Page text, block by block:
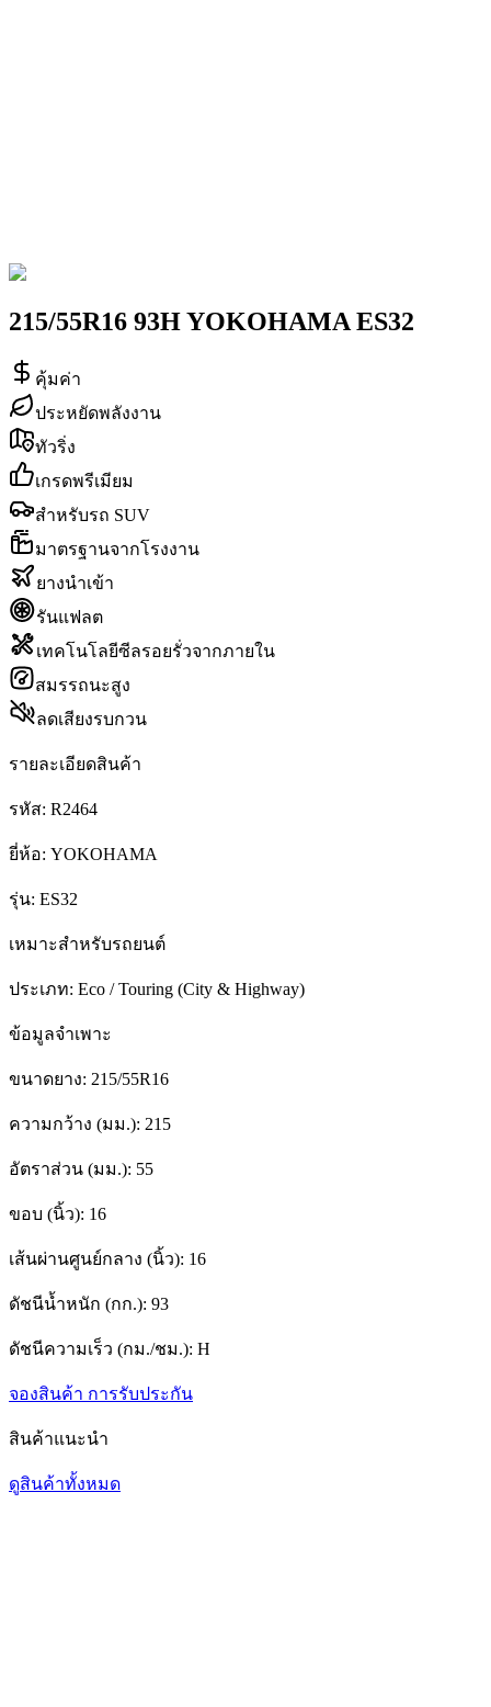
215/55R16 93H YOKOHAMA ES32
คุ้มค่า
ประหยัดพลังงาน
ทัวริ่ง
เกรดพรีเมียม
สำหรับรถ SUV
มาตรฐานจากโรงงาน
ยางนำเข้า
รันแฟลต
เทคโนโลยีซีลรอยรั่วจากภายใน
สมรรถนะสูง
ลดเสียงรบกวน
รายละเอียดสินค้า
รหัส: R2464
ยี่ห้อ: YOKOHAMA
รุ่น: ES32
เหมาะสำหรับรถยนต์
ประเภท: Eco / Touring (City & Highway)
ข้อมูลจำเพาะ
ขนาดยาง: 215/55R16
ความกว้าง (มม.): 215
อัตราส่วน (มม.): 55
ขอบ (นิ้ว): 16
เส้นผ่านศูนย์กลาง (นิ้ว): 16
ดัชนีน้ำหนัก (กก.): 93
ดัชนีความเร็ว (กม./ชม.): H
จองสินค้า การรับประกัน
สินค้าแนะนำ
ดูสินค้าทั้งหมด